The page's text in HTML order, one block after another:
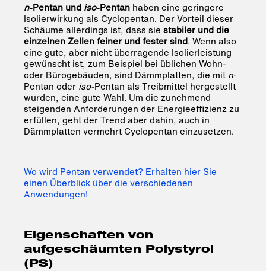
n-Pentan und iso-Pentan haben eine geringere
Isolierwirkung als Cyclopentan. Der Vorteil dieser
Schäume allerdings ist, dass sie stabiler und die
einzelnen Zellen feiner und fester sind. Wenn also
eine gute, aber nicht überragende Isolierleistung
gewünscht ist, zum Beispiel bei üblichen Wohn-
oder Bürogebäuden, sind Dämmplatten, die mit n-
Pentan oder iso-Pentan als Treibmittel hergestellt
wurden, eine gute Wahl. Um die zunehmend
steigenden Anforderungen der Energieeffizienz zu
erfüllen, geht der Trend aber dahin, auch in
Dämmplatten vermehrt Cyclopentan einzusetzen.
Wo wird Pentan verwendet? Erhalten hier Sie
einen Überblick über die verschiedenen
Anwendungen!
Eigenschaften von
aufgeschäumten Polystyrol
(PS)